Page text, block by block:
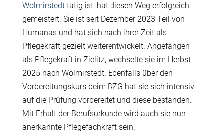
Wolmirstedttätig ist, hat diesen Weg erfolgreich
gemeistert. Sie ist seit Dezember 2023 Teil von
Humanas und hat sich nach ihrer Zeit als
Pflegekraft gezielt weiterentwickelt. Angefangen
als Pflegekraft in Zielitz, wechselte sie im Herbst
2025 nach Wolmirstedt. Ebenfalls über den
Vorbereitungskurs beim BZG hat sie sich intensiv
auf die Prüfung vorbereitet und diese bestanden.
Mit Erhalt der Berufsurkunde wird auch sie nun
anerkannte Pflegefachkraft sein.